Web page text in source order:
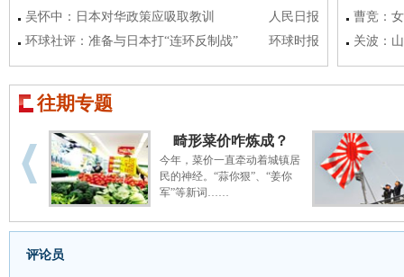
人民日报
吴怀中：日本对华政策应吸取教训
环球时报
环球社评：准备与日本打“连环反制战”
曹竞：
关波：
往期专题
畸形菜价咋炼成？
今年，菜价一直牵动着城镇居
民的神经。“蒜你狠”、“姜你
军”等新词……
评论员